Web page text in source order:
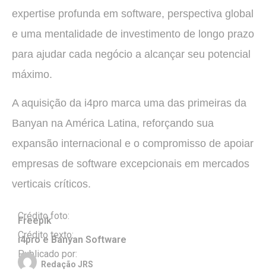
expertise profunda em software, perspectiva global
e uma mentalidade de investimento de longo prazo
para ajudar cada negócio a alcançar seu potencial
máximo.
A aquisição da i4pro marca uma das primeiras da
Banyan na América Latina, reforçando sua
expansão internacional e o compromisso de apoiar
empresas de software excepcionais em mercados
verticais críticos.
Crédito foto:
Freepik
Crédito texto:
i4pro e Banyan Software
Publicado por:
Redação JRS